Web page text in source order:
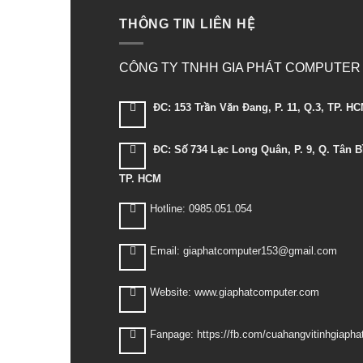
THÔNG TIN LIÊN HỆ
CÔNG TY TNHH GIA PHÁT COMPUTER
ĐC: 153 Trần Văn Đang, P. 11, Q.3, TP.
ĐC: Số 734 Lạc Long Quân, P. 9, Q. Tân
TP. HCM
Hotline: 0985.051.054
Email: giaphatcomputer153@gmail.com
Website: www.giaphatcomputer.com
Fanpage: https://fb.com/